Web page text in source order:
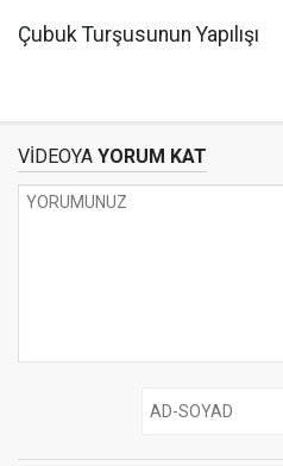
Çubuk Turşusunun Yapılışı
VİDEOYA YORUM KAT